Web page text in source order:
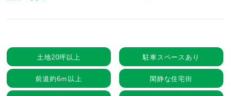
土地20坪以上 駐車スペースあり
前道約6ｍ以上 閑静な住宅街